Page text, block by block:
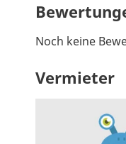
Noch keine
Vermieter